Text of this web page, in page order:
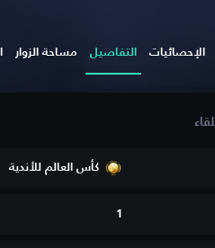
الإحصائيات التفاصيل مساحة الزوار
كأس العالم للأندية
1